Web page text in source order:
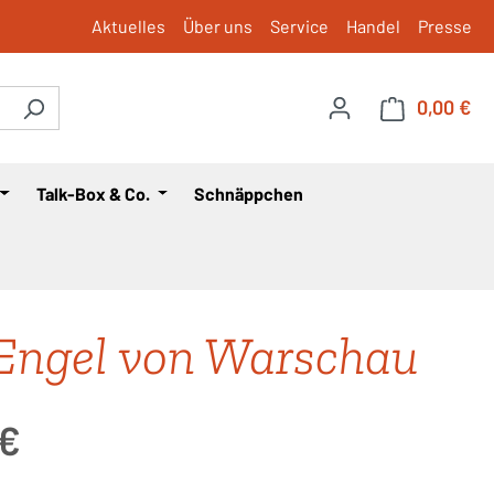
Aktuelles Über uns Service Handel Presse
0,00 €
Talk-Box & Co. Schnäppchen
von Warschau